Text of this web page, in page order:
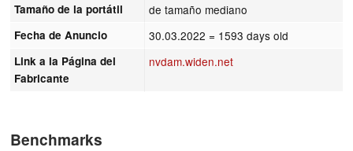
Tamaño de la portátil de tamaño mediano
Fecha de Anuncio 30.03.2022 = 1593 days old
Link a la Página del
Fabricante
nvdam.widen.net
Benchmarks